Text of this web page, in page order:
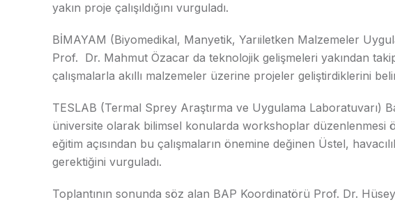
yakın proje çalışıldığını vurguladı.
BİMAYAM (Biyomedikal, Manyetik, Yarıiletken Malzemeler
Prof. Dr. Mahmut Özacar da teknolojik gelişmeleri yakından
çalışmalarla akıllı malzemeler üzerine projeler geliştirdiklerini
TESLAB (Termal Sprey Araştırma ve Uygulama Laboratuvarı)
üniversite olarak bilimsel konularda workshoplar düzenlenmesi
eğitim açısından bu çalışmaların önemine değinen Üstel,
gerektiğini vurguladı.
Toplantının sonunda söz alan BAP Koordinatörü Prof. Dr.